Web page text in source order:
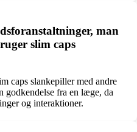
man
slim caps
caps slankepiller med andre
godkendelse fra en læge, da
og interaktioner.